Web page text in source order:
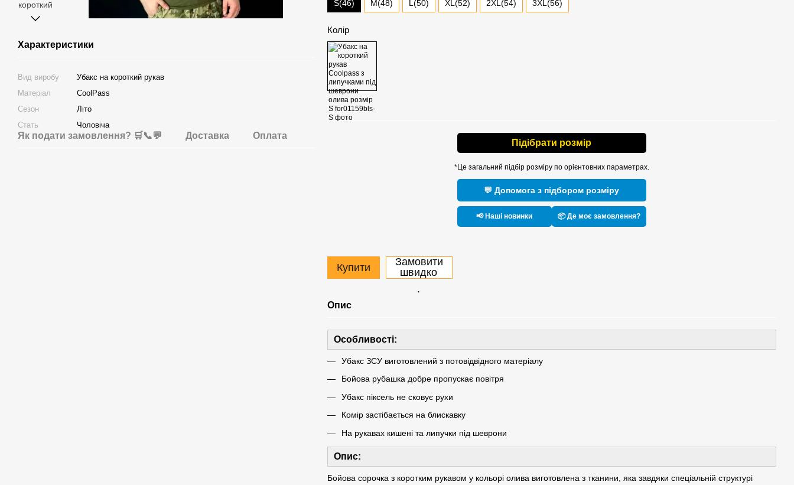
Характеристики
Вид виробу
Убакс на короткий рукав
Матеріал
CoolPass
Сезон
Літо
Стать
Чоловіча
Як подати замовлення? 🛒📞💬 Доставка Оплата
S(46) M(48) L(50) XL(52) 2XL(54) 3XL(56)
Колір
Підібрати розмір
*Це загальний підбір розміру по орієнтовних параметрах.
💬 Допомога з підбором розміру
📢 Наші новинки 📦 Де моє замовлення?
Купити
Замовити
швидко
.
Опис
Особливості:
Убакс ЗСУ виготовлений з потовідвідного матеріалу
Бойова рубашка добре пропускає повітря
Убакс піксель не сковує рухи
Комір застібається на блискавку
На рукавах кишені та липучки під шеврони
Опис:
Бойова сорочка з коротким рукавом у кольорі олива виготовлена з тканини, яка завдяки спеціальній структурі